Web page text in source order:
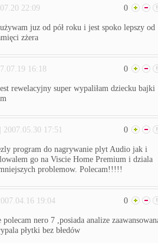
22:09 0
juz od pół roku i jest spoko lepszy od
zżera
16:18 0
rewelacyjny super wypaliłam dziecku bajki
| 2007.05.30 17:51 0
program do nagrywanie plyt Audio jak i
go na Viscie Home Premium i dziala
problemow. Polecam!!!!!
19:04 0
nero 7 ,posiada analize
płytki bez błedów